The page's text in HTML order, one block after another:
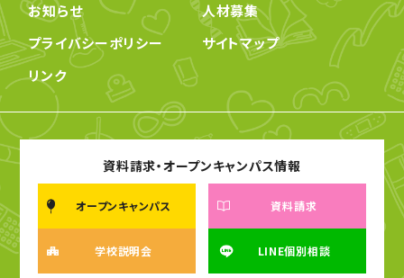
お知らせ
人材募集
プライバシーポリシー
サイトマップ
リンク
資料請求・オープンキャンパス情報
オープンキャンパス 資料請求
学校説明会 LINE個別相談